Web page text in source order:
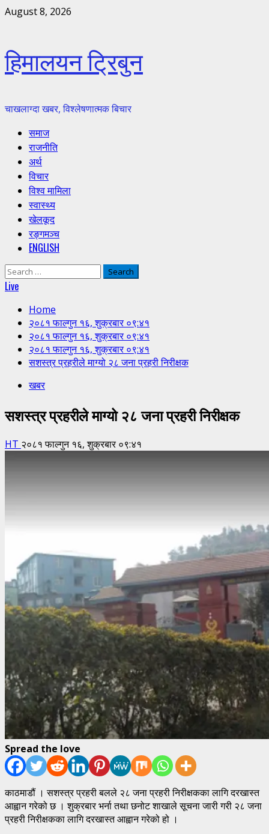
Skip
August 8, 2026
हिमालयन ट्रिबुन
चाखलाग्दा खबर, विश्लेषणात्मक बिचार
Primary
Menu
समाज
राजनीति
अर्थ
विचार
विश्व मामिला
स्वास्थ्य
खेलकूद
रङ्गमञ्च
ENGLISH
Search
for:
Live
Home
२०८१ फाल्गुन १६, शुक्रबार ०९:४१
२०८१ फाल्गुन १६, शुक्रबार ०९:४१
२०८१ फाल्गुन १६, शुक्रबार ०९:४१
सशस्त्र प्रहरीले माग्यो २८ जना प्रहरी निरीक्षक
खबर
सशस्त्र प्रहरीले माग्यो २८ जना प्रहरी निरीक्षक
HT २०८१ फाल्गुन १६, शुक्रबार ०९:४१
Spread the love
काठमाडौं । सशस्त्र प्रहरी बलले २८ जना प्रहरी निरीक्षकका लागि दरखास्त
आह्वान गरेको छ । शुक्रबार भर्ना तथा छनोट शाखाले सूचना जारी गरी २८ जना
प्रहरी निरीक्षकका लागि दरखास्त आह्वान गरेको हो ।